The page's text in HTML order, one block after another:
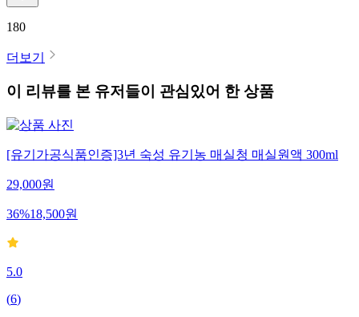
180
더보기
이 리뷰를 본 유저들이 관심있어 한 상품
[유기가공식품인증]3년 숙성 유기농 매실청 매실원액 300ml
29,000원
36%18,500원
5.0
(6)